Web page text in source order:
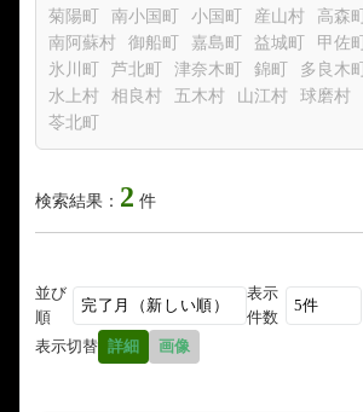
菊陽町
南小国町 小国町 産山村 高森町
南阿蘇村
御船町 嘉島町 益城町 甲佐町
氷川町
芦北町 津奈木町 錦町 多良木町
水上村
相良村 五木村 山江村 球磨村
苓北町
検索結果： 2 件
並び
順
表示
件数
表示切替 詳細 画像